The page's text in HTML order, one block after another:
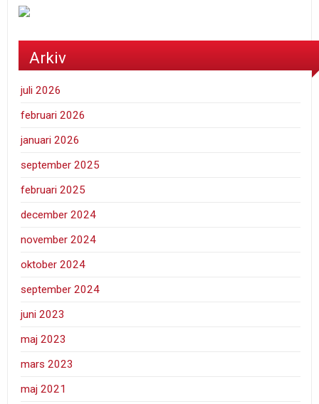
Arkiv
juli 2026
februari 2026
januari 2026
september 2025
februari 2025
december 2024
november 2024
oktober 2024
september 2024
juni 2023
maj 2023
mars 2023
maj 2021